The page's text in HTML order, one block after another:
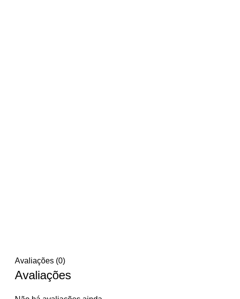
Avaliações (0)
Avaliações